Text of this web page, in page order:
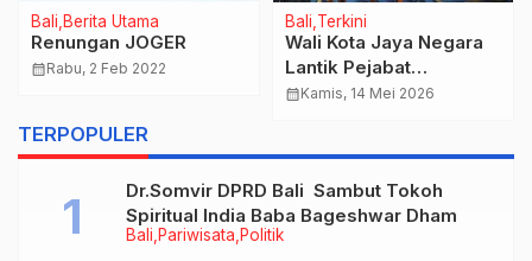
Bali Berita Utama
Renungan JOGER
calendar_monthRabu, 2 Feb 2022
Bali Terkini
Wali Kota Jaya Negara
Lantik Pejabat
Administrator, Pejabat
Lingkungan Pemerintah
Kota Denpasar
calendar_monthKamis, 14 Mei 2026
TERPOPULER
Bali Pariwisata Politik
Dr.Somvir DPRD Bali Sambut Tokoh
Spiritual India Baba Bageshwar Dham